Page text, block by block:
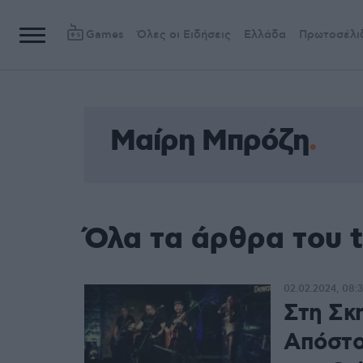
Games Όλες οι Ειδήσεις Ελλάδα
Μαίρη Μπρόζη
Όλα τα άρθρα του
Στη
02.02.2024,